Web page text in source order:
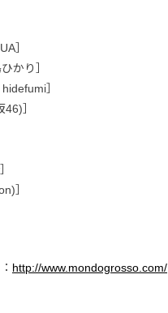
］
かり］
hidefumi］
46)］
］
http://www.mondogrosso.com/